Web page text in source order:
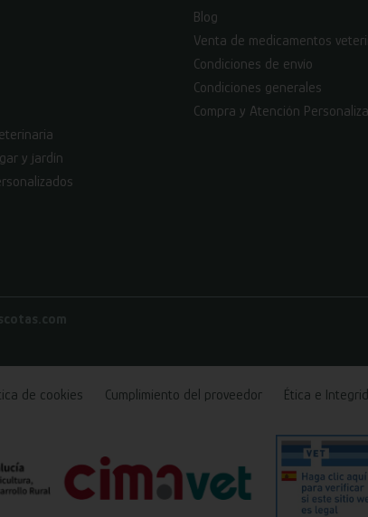
y jardín
Blog
Venta de medicamentos
Condiciones de envío
Condiciones generales
Compra y Atención
de cookies Cumplimiento del proveedor Ética e